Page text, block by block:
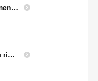
Volum Art - Profil Environnemental Produit
Rangement Universel porte à rideaux - Profil Environnemental Produit